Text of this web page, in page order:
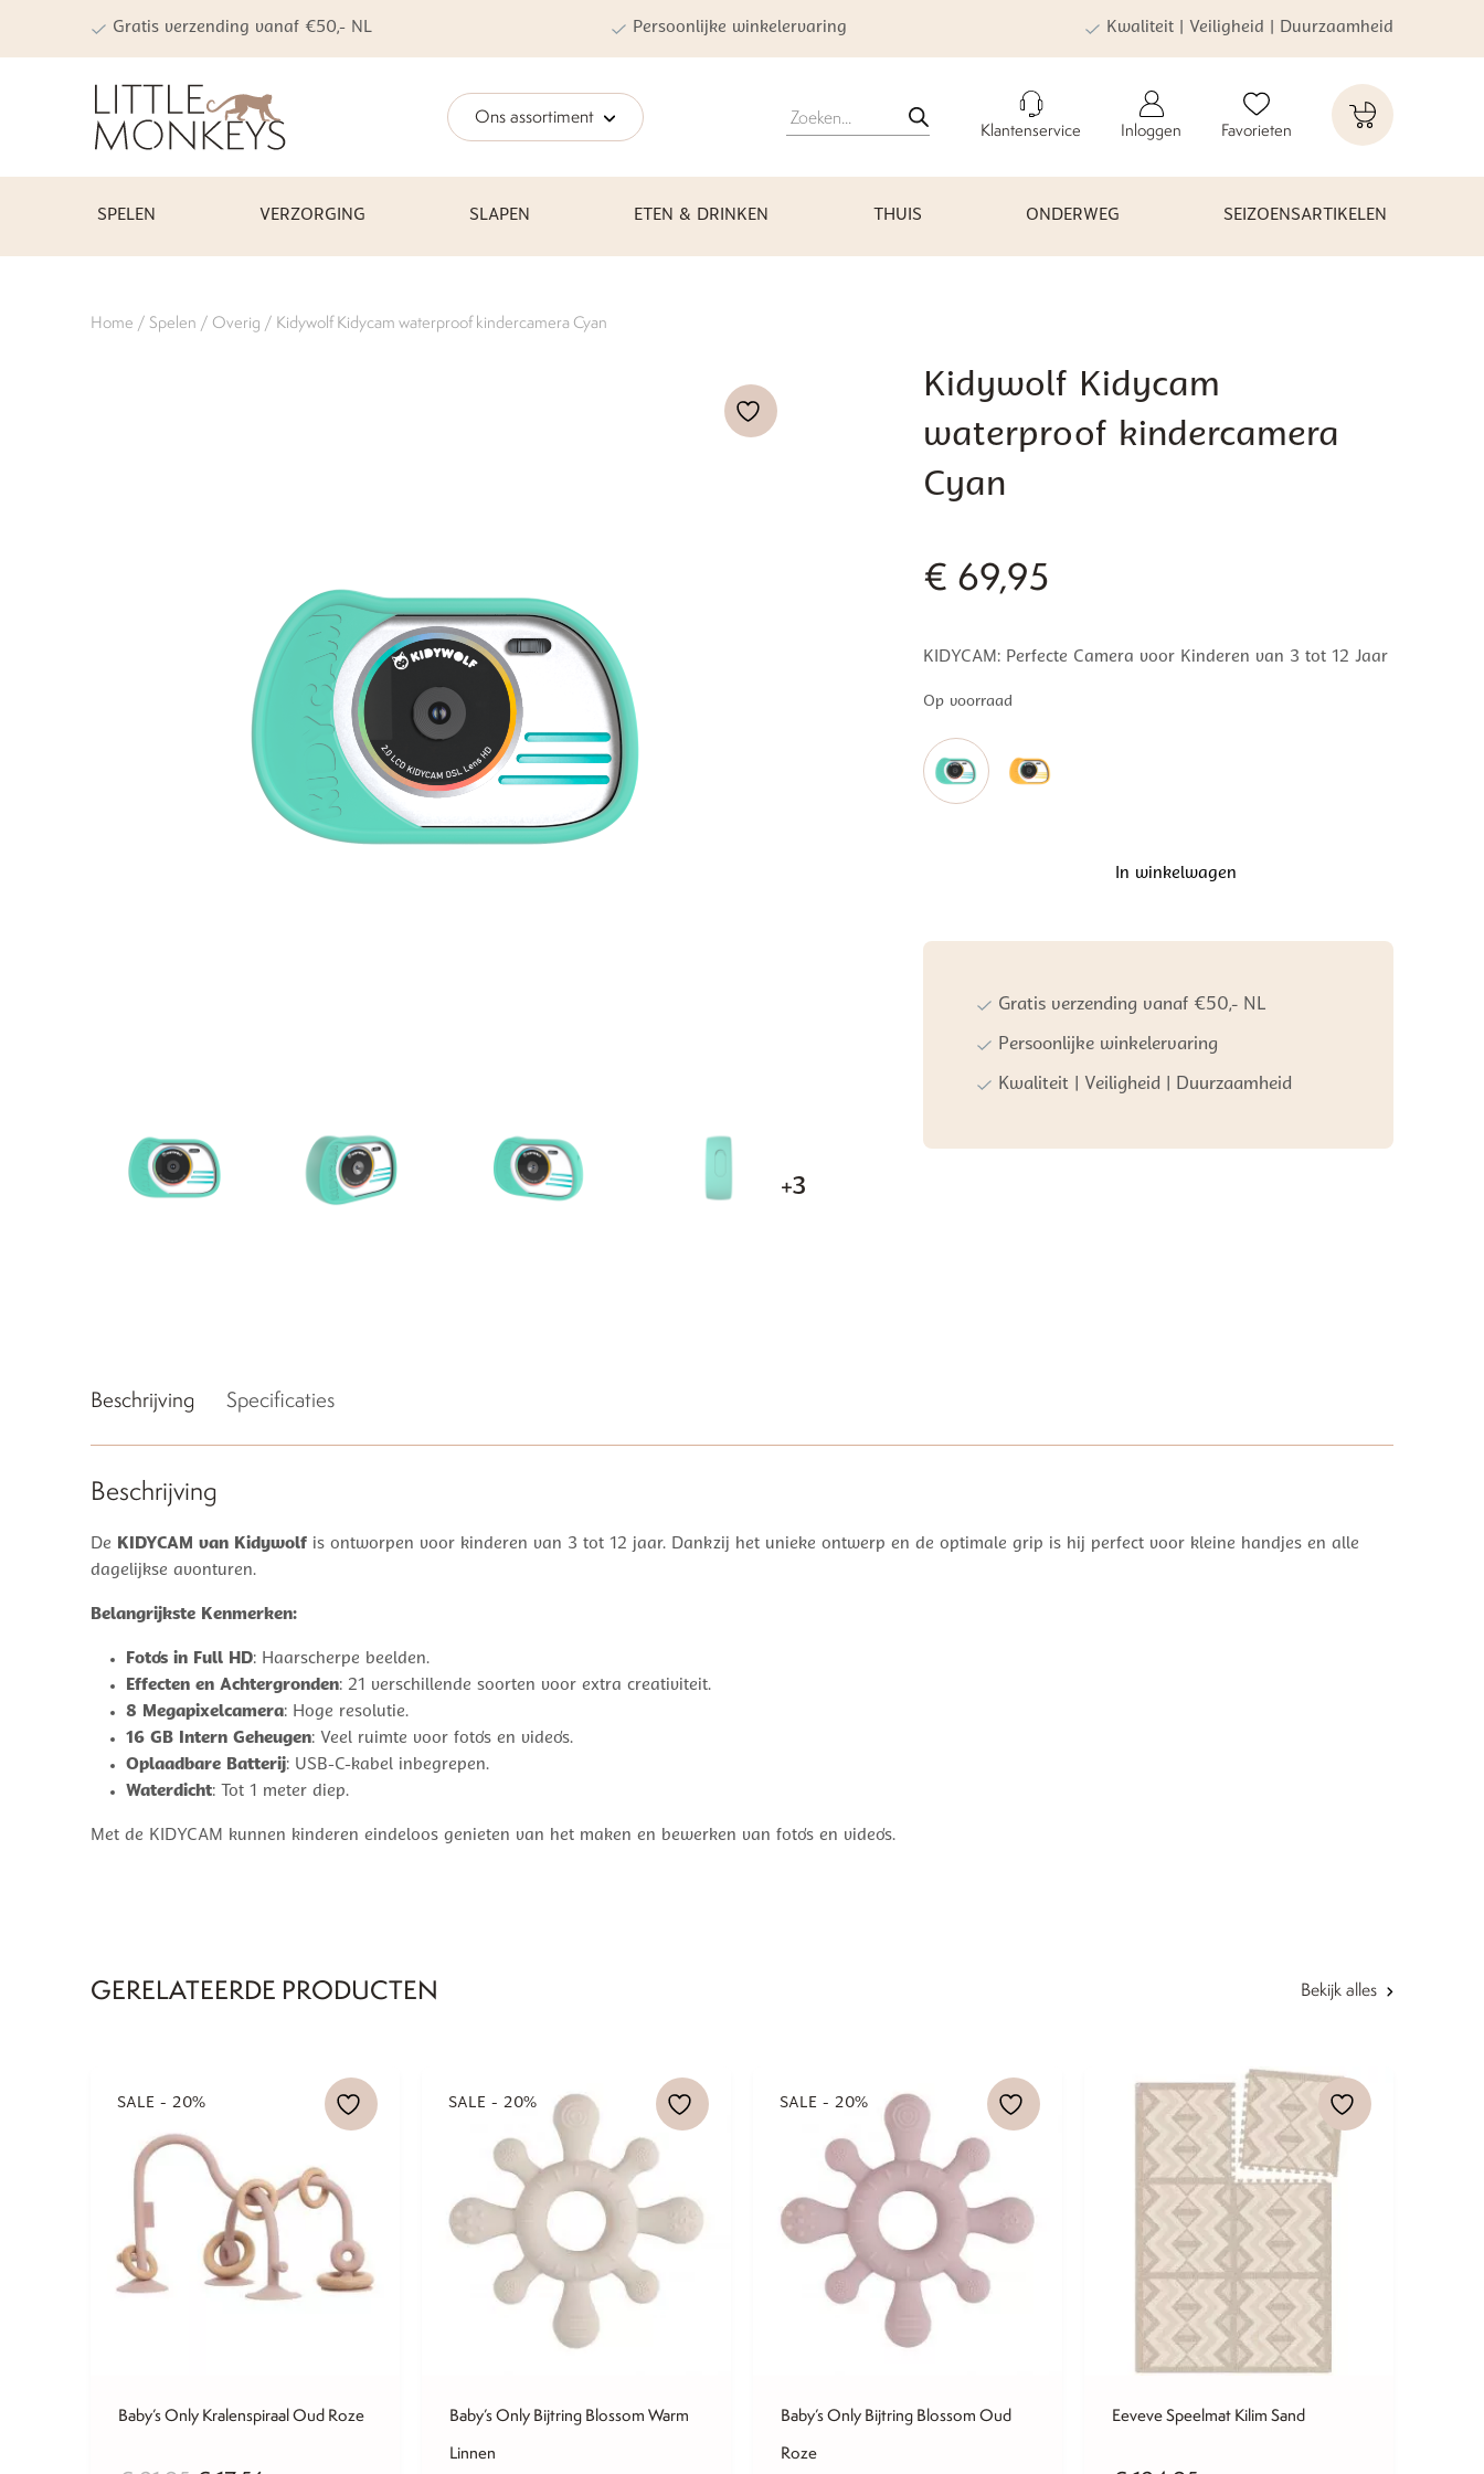
Gratis verzending vanaf €50,- NL Persoonlijke winkelervaring Kwaliteit | Veiligheid | Duurzaamheid
Ons assortiment Producten
zoeken Klantenservice Inloggen Favorieten
SPELEN VERZORGING SLAPEN ETEN & DRINKEN THUIS ONDERWEG SEIZOENSARTIKELEN
Home / Spelen / Overig / Kidywolf Kidycam waterproof kindercamera Cyan
+3
Kidywolf Kidycam
waterproof kindercamera
Cyan
€ 69,95
KIDYCAM: Perfecte Camera voor Kinderen van 3 tot 12 Jaar
Op voorraad
In winkelwagen
Gratis verzending vanaf €50,- NL
Persoonlijke winkelervaring
Kwaliteit | Veiligheid | Duurzaamheid
Beschrijving Specificaties
Beschrijving
De KIDYCAM van Kidywolf is ontworpen voor kinderen van 3 tot 12 jaar. Dankzij het unieke ontwerp en de optimale grip is hij perfect voor kleine handjes en alle
dagelijkse avonturen.
Belangrijkste Kenmerken:
Foto’s in Full HD: Haarscherpe beelden.
Effecten en Achtergronden: 21 verschillende soorten voor extra creativiteit.
8 Megapixelcamera: Hoge resolutie.
16 GB Intern Geheugen: Veel ruimte voor foto’s en video’s.
Oplaadbare Batterij: USB-C-kabel inbegrepen.
Waterdicht: Tot 1 meter diep.
Met de KIDYCAM kunnen kinderen eindeloos genieten van het maken en bewerken van foto’s en video’s.
GERELATEERDE PRODUCTEN Bekijk alles
SALE - 20%
Baby’s Only Kralenspiraal Oud Roze
SALE - 20%
Baby’s Only Bijtring Blossom Warm
Linnen
SALE - 20%
Baby’s Only Bijtring Blossom Oud
Roze
Eeveve Speelmat Kilim Sand